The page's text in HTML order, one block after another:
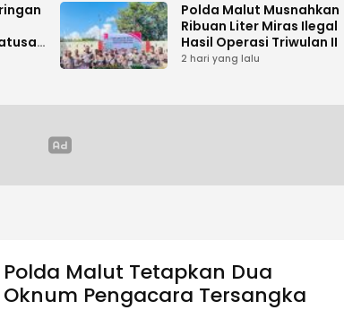
Polda Malut Musnahkan
Ribuan Liter Miras Ilegal
Hasil Operasi Triwulan II
2 hari yang lalu
Polda Malut Tetapkan Dua
Oknum Pengacara Tersangka